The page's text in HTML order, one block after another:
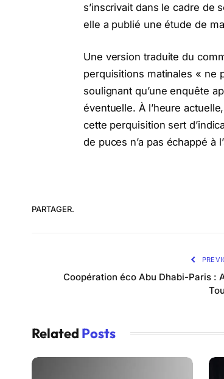
s’inscrivait dans le cadre de
elle a publié une étude de
Une version traduite du
perquisitions matinales « ne
soulignant qu’une enquête
éventuelle. À l’heure
cette perquisition sert
de puces n’a pas échappé à
PARTAGER.
Coopération éco Abu Dhabi-Paris :
Related Posts